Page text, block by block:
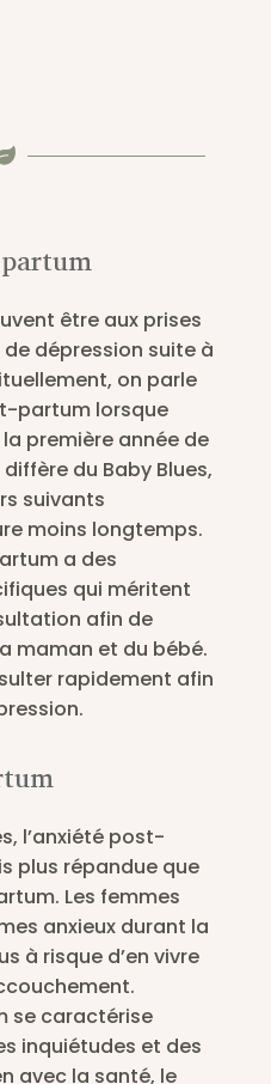
être aux prises
dépression suite à
on parle
partum lorsque
première année de
du Baby Blues,
suivants
moins longtemps.
a des
qui méritent
afin de
maman et du bébé.
rapidement afin
l’anxiété post-
plus répandue que
Les femmes
anxieux durant la
à risque d’en vivre
se caractérise
inquiétudes et des
avec la santé, le